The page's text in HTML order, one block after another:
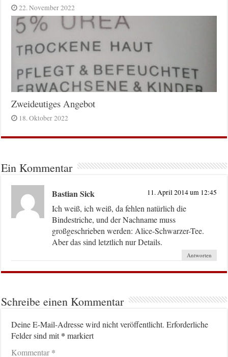
22. November 2022
Zweideutiges Angebot
18. Oktober 2022
Ein Kommentar
Bastian Sick 11. April 2014 um 12:45
Ich weiß, ich weiß, da fehlen natürlich die
Bindestriche, und der Nachname muss
großgeschrieben werden: Alice-Schwarzer-Tee.
Aber das sind letztlich nur Details.
Antworten
Schreibe einen Kommentar
Deine E-Mail-Adresse wird nicht veröffentlicht. Erforderliche
Felder sind mit* markiert
Kommentar*